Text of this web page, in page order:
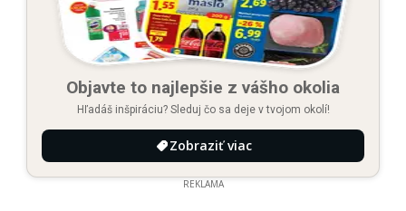
Objavte to najlepšie z vášho okolia
Hľadáš inšpiráciu? Sleduj čo sa deje v tvojom okolí!
Zobraziť viac
REKLAMA